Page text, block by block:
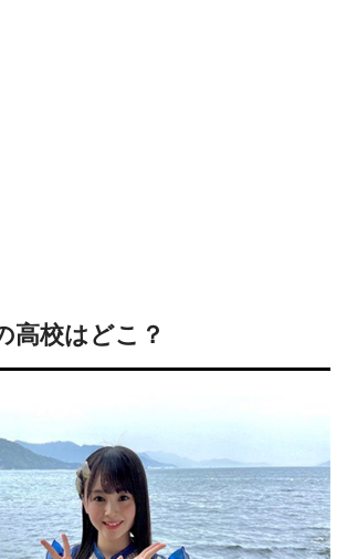
高校はどこ？